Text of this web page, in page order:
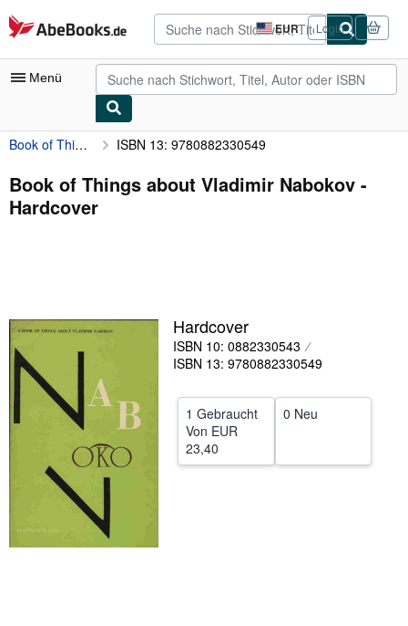
Zum Hauptinhalt
AbeBooks.de EUR
Seite
der
Einkaufseinstellungen.
Login
Menü
Nutzerkonto
Meine Bestellungen
Detailsuche
Verkäufer
Verkäufer werden
SCHLIESSEN
Book of Things about Vladimir Nabokov ISBN 13: 9780882330549
Book of Things about Vladimir Nabokov -
Hardcover
Hardcover
ISBN 10: 0882330543
ISBN 13: 9780882330549
1 Gebraucht
Von EUR
23,40
0 Neu